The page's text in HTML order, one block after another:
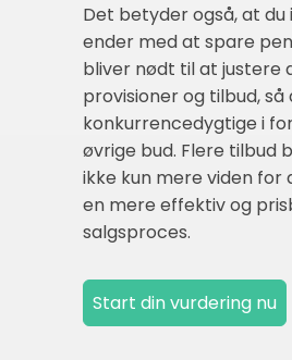
Det betyder også, at du
ender med at spare
bliver nødt til at justere
provisioner og tilbud, så
konkurrencedygtige i
øvrige bud. Flere tilbud
ikke kun mere viden for
en mere effektiv og
salgsproces.